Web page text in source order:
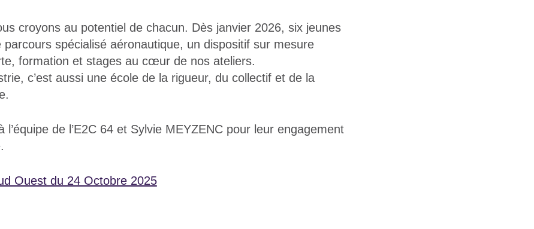
croyons au potentiel de chacun. Dès janvier 2026, six jeunes
parcours spécialisé aéronautique, un dispositif sur mesure
formation et stages au cœur de nos ateliers.
c’est aussi une école de la rigueur, du collectif et de la
l’équipe de l’E2C 64 et Sylvie MEYZENC pour leur engagement
Ouest du 24 Octobre 2025